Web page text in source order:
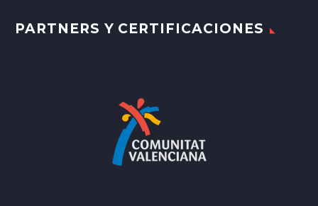
PARTNERS Y CERTIFICACIONES